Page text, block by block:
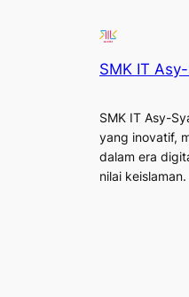
SMK IT
SMK IT Asy-
yang inovatif,
dalam era
nilai keislaman.